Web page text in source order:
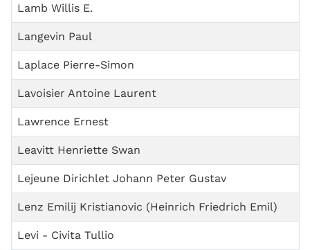
Lamb Willis E.
Langevin Paul
Laplace Pierre-Simon
Lavoisier Antoine Laurent
Lawrence Ernest
Leavitt Henriette Swan
Lejeune Dirichlet Johann Peter Gustav
Lenz Emilij Kristianovic (Heinrich Friedrich Emil)
Levi - Civita Tullio